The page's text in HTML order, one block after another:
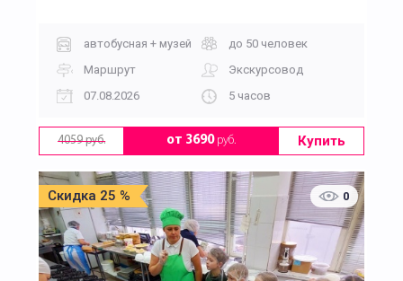
автобусная + музей
до 50 человек
Маршрут
Экскурсовод
07.08.2026
5 часов
4059 руб. от 3690руб. Купить
Скидка 25 % 0